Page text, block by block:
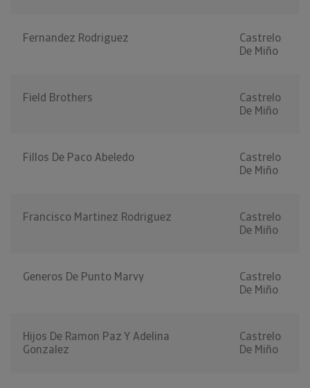
Fernandez Rodriguez
Castrelo
De Miño
Field Brothers
Castrelo
De Miño
Fillos De Paco Abeledo
Castrelo
De Miño
Francisco Martinez Rodriguez
Castrelo
De Miño
Generos De Punto Marvy
Castrelo
De Miño
Hijos De Ramon Paz Y Adelina
Gonzalez
Castrelo
De Miño